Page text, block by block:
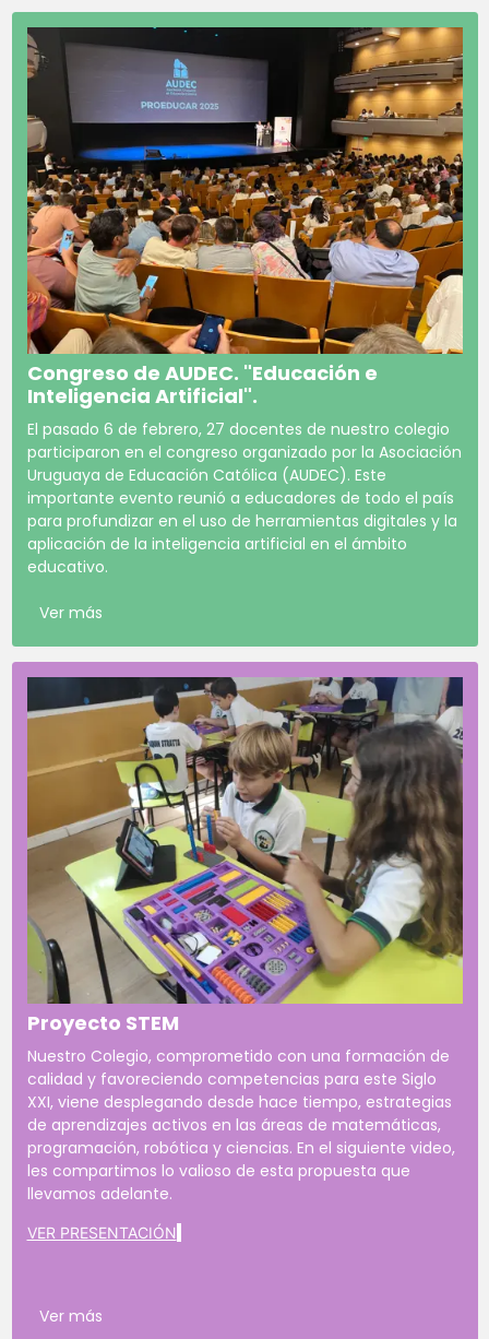
Congreso de AUDEC. "Educación e
Inteligencia Artificial".
El pasado 6 de febrero, 27 docentes de nuestro colegio
participaron en el congreso organizado por la Asociación
Uruguaya de Educación Católica (AUDEC). Este
importante evento reunió a educadores de todo el país
para profundizar en el uso de herramientas digitales y la
aplicación de la inteligencia artificial en el ámbito
educativo.
Ver más
Proyecto STEM
Nuestro Colegio, comprometido con una formación de
calidad y favoreciendo competencias para este Siglo
XXI, viene desplegando desde hace tiempo, estrategias
de aprendizajes activos en las áreas de matemáticas,
programación, robótica y ciencias. En el siguiente video,
les compartimos lo valioso de esta propuesta que
llevamos adelante.
VER PRESENTACIÓN
Ver más